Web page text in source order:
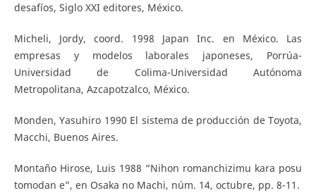
desafíos, Siglo XXI editores, México.
Micheli, Jordy, coord. 1998 Japan Inc. en México. Las
empresas y modelos laborales japoneses, Porrúa-
Universidad de Colima-Universidad Autónoma
Metropolitana, Azcapotzalco, México.
Monden, Yasuhiro 1990 El sistema de producción de Toyota,
Macchi, Buenos Aires.
Montaño Hirose, Luis 1988 “Nihon romanchizimu kara posu
tomodan e”, en Osaka no Machi, núm. 14, octubre, pp. 8-11.